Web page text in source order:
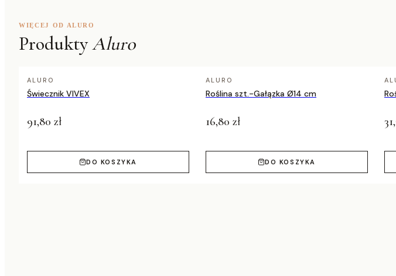
WIĘCEJ OD ALURO
ProduktyAluro
ALURO
Świecznik VIVEX
91,80 zł
DO KOSZYKA
ALURO
Roślina szt.-Gałązka Ø14 cm
16,80 zł
DO KOSZYKA